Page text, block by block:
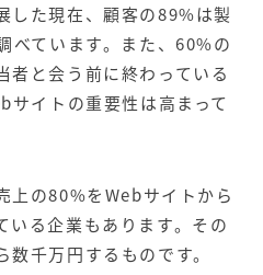
した現在、顧客の89%は製
べています。また、60%の
者と会う前に終わっている
サイトの重要性は高まって
上の80%をWebサイトから
いる企業もあります。その
千万円するものです。